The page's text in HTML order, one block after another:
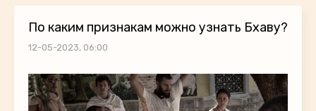
По каким признакам можно узнать Бхаву?
12-05-2023, 06:00